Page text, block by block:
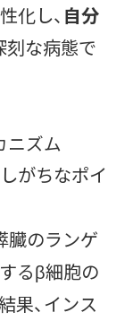
化し、 自分
刻な病態で
ニズム
がちなポイ
臓のランゲ
るβ細胞の
果、インス